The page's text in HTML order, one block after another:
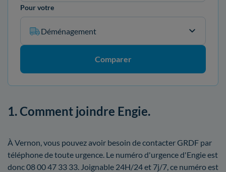
Pour votre
Déménagement
Comparer
1. Comment joindre Engie.
À Vernon, vous pouvez avoir besoin de contacter GRDF par
téléphone de toute urgence. Le numéro d'urgence d'Engie est
donc 08 00 47 33 33. Joignable 24H/24 et 7j/7, ce numéro est